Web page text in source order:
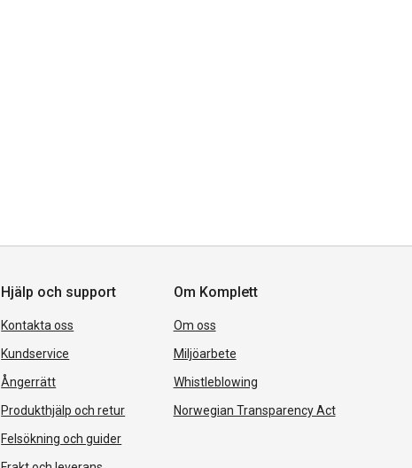
Hjälp och support
Kontakta oss
Kundservice
Ångerrätt
Produkthjälp och retur
Felsökning och guider
Om Komplett
Om oss
Miljöarbete
Whistleblowing
Norwegian Transparency Act